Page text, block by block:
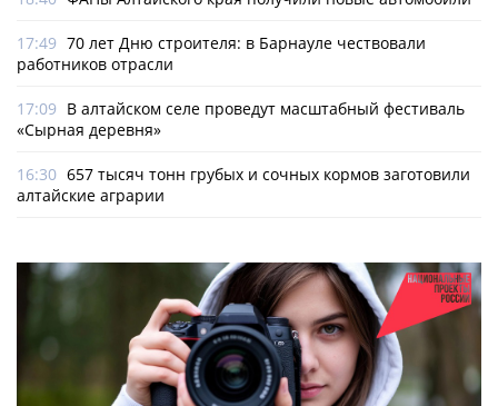
17:49 70 лет Дню строителя: в Барнауле чествовали
работников отрасли
17:09 В алтайском селе проведут масштабный фестиваль
«Сырная деревня»
16:30 657 тысяч тонн грубых и сочных кормов заготовили
алтайские аграрии